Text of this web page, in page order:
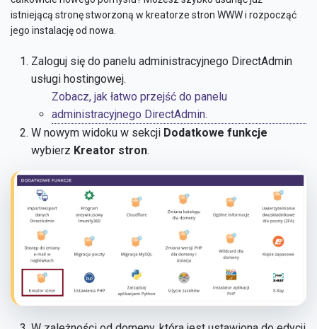
istniejącą stronę stworzoną w kreatorze stron WWW i rozpocząć
jego instalację od nowa.
Zaloguj się do panelu administracyjnego DirectAdmin
usługi hostingowej.
Zobacz, jak łatwo przejść do panelu
administracyjnego DirectAdmin.
W nowym widoku w sekcji Dodatkowe funkcje
wybierz Kreator stron.